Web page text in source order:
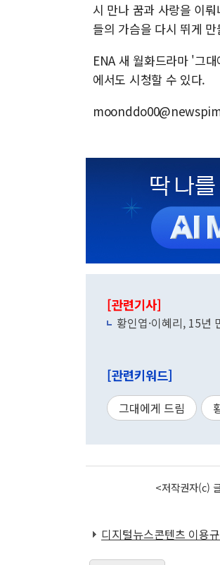
시 만나 꿈과 사랑을 이
들의 가슴을 다시 뛰게
ENA 새 월화드라마 '그
에서도 시청할 수 있다.
[관련기사]
황인엽·이혜리, 15
[관련키워드]
그대에게 드림
<저작권자(c)
디지털뉴스콘텐츠 이용